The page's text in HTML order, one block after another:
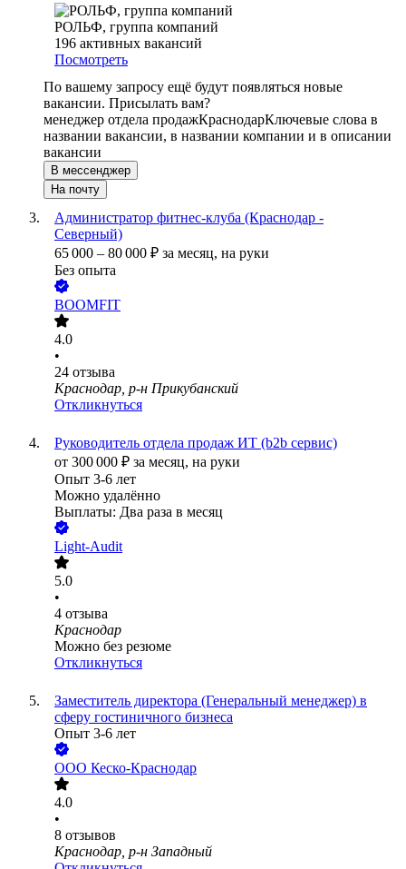
РОЛЬФ, группа компаний
196 активных вакансий
Посмотреть
По вашему запросу ещё будут появляться новые
вакансии. Присылать вам?
менеджер отдела продажКраснодарКлючевые слова в
названии вакансии, в названии компании и в описании
вакансии
В мессенджер
На почту
Администратор фитнес-клуба (Краснодар -
Северный)
65 000 – 80 000 ₽ за месяц, на руки
Без опыта
BOOMFIT
4.0
•
24 отзыва
Краснодар, р-н Прикубанский
Откликнуться
Руководитель отдела продаж ИТ (b2b сервис)
от 300 000 ₽ за месяц, на руки
Опыт 3-6 лет
Можно удалённо
Выплаты: Два раза в месяц
Light-Audit
5.0
•
4 отзыва
Краснодар
Можно без резюме
Откликнуться
Заместитель директора (Генеральный менеджер) в
сферу гостиничного бизнеса
Опыт 3-6 лет
ООО Кеско-Краснодар
4.0
•
8 отзывов
Краснодар, р-н Западный